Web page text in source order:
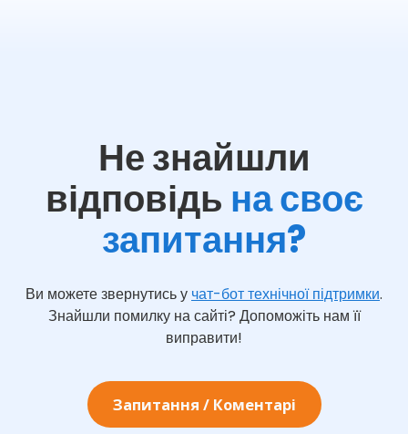
Не знайшли
відповідь на своє
запитання?
Ви можете звернутись у чат-бот технічної підтримки.
Знайшли помилку на сайті? Допоможіть нам її
виправити!
Запитання / Коментарі